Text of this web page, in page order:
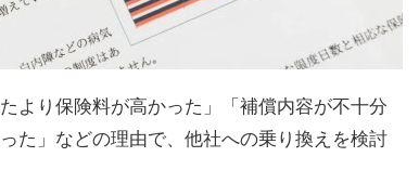
より保険料が高かった」「補償内容が不十分
た」などの理由で、他社への乗り換えを検討